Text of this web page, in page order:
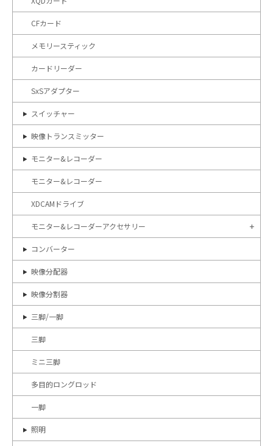
CFカード
メモリースティック
カードリーダー
SxSアダプター
スイッチャー
映像トランスミッター
モニター&レコーダー
モニター&レコーダー
XDCAMドライブ
モニター&レコーダーアクセサリー
コンバーター
映像分配器
映像分割器
三脚/一脚
三脚
ミニ三脚
多目的ロングロッド
一脚
照明